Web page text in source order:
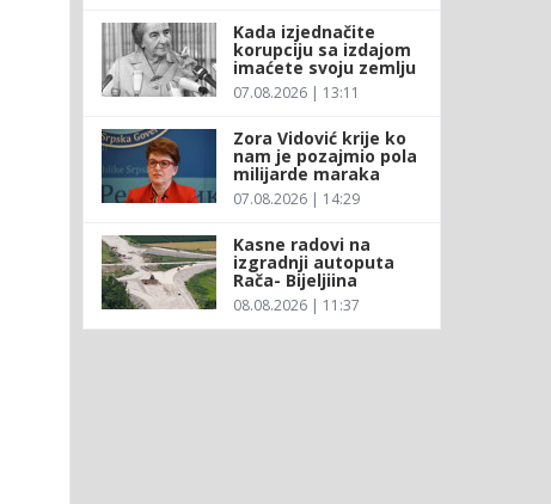
Kada izjednačite
korupciju sa izdajom
imaćete svoju zemlju
07.08.2026 | 13:11
Zora Vidović krije ko
nam je pozajmio pola
milijarde maraka
07.08.2026 | 14:29
Kasne radovi na
izgradnji autoputa
Rača- Bijeljiina
08.08.2026 | 11:37